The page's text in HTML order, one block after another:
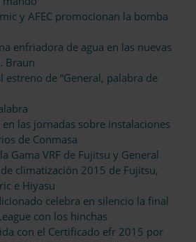
y AFEC promocionan la bomba
enfriadora de agua en las nuevas
Braun
estreno de “General, palabra de
las jornadas sobre instalaciones
de Conmasa
Gama VRF de Fujitsu y General
climatización 2015 de Fujitsu,
e Hiyasu
celebra en silencio la final
con los hinchas
con el Certificado efr 2015 por